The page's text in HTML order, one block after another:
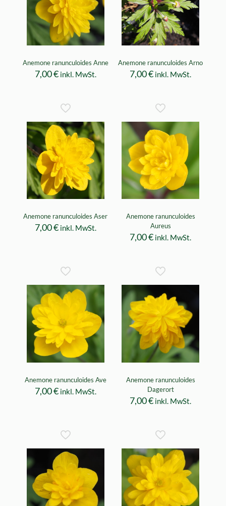
Anemone ranunculoides Anne
7,00€ inkl. MwSt.
Anemone ranunculoides Arno
7,00€ inkl. MwSt.
Anemone ranunculoides Aser
7,00€ inkl. MwSt.
Anemone ranunculoides
Aureus
7,00€ inkl. MwSt.
Anemone ranunculoides Ave
7,00€ inkl. MwSt.
Anemone ranunculoides
Dagerort
7,00€ inkl. MwSt.